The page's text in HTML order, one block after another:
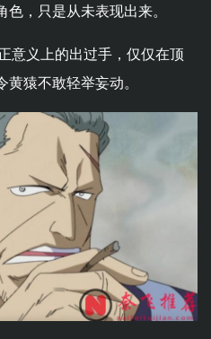
，只是从未表现出来。
意义上的出过手，仅仅在顶
猿不敢轻举妄动。